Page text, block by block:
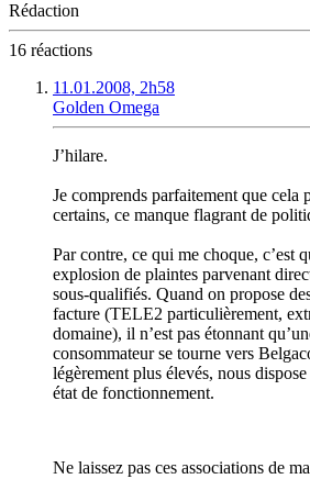
Rédaction
16 réactions
11.01.2008, 2h58
Golden Omega
J’hilare.
Je comprends parfaitement que cela
certains, ce manque flagrant de
Par contre, ce qui me choque, c’est
explosion de plaintes parvenant
sous-qualifiés. Quand on propose
facture (TELE2 particulièrement,
domaine), il n’est pas étonnant
consommateur se tourne vers
légèrement plus élevés, nous
état de fonctionnement.
Ne laissez pas ces associations de